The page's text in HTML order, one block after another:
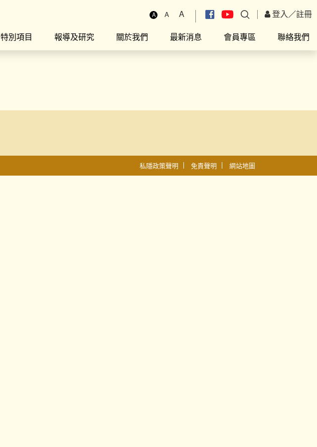
A A A 登入／註冊
特別項目 報導及研究 關於我們 最新消息 會員專區 聯絡我們
私隱政策聲明 免責聲明 網站地圖